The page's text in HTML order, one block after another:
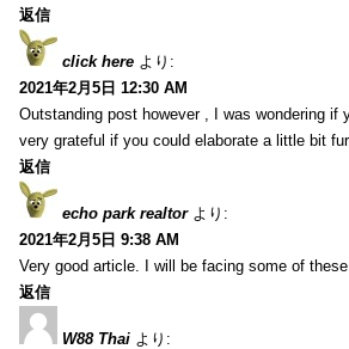
返信
click here より:
2021年2月5日 12:30 AM
Outstanding post however , I was wondering
very grateful if you could elaborate a little bit
返信
echo park realtor より:
2021年2月5日 9:38 AM
Very good article. I will be facing some of these
返信
W88 Thai より: